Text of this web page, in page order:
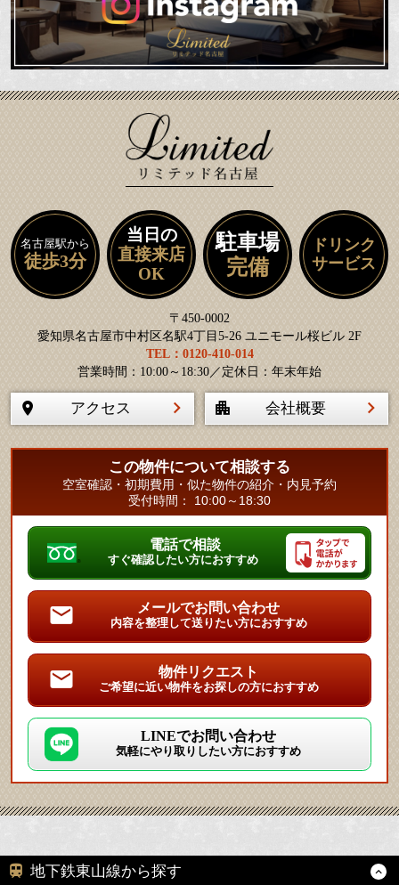
名古屋駅から
徒歩3分
当日の
直接来店
OK
駐車場
完備
ドリンク
サービス
〒450-0002
愛知県名古屋市中村区名駅4丁目5-26 ユニモール桜ビル 2F
TEL：0120-410-014
営業時間：10:00～18:30／定休日：年末年始
アクセス 会社概要
この物件について相談する
空室確認・初期費用・似た物件の紹介・内見予約
受付時間： 10:00～18:30
電話で相談
すぐ確認したい方におすすめ
メールでお問い合わせ
内容を整理して送りたい方におすすめ
物件リクエスト
ご希望に近い物件をお探しの方におすすめ
LINEでお問い合わせ
気軽にやり取りしたい方におすすめ
地下鉄東山線から探す